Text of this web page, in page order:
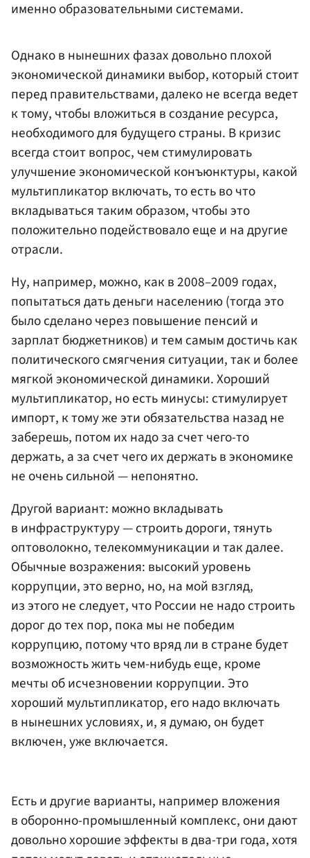
именно образовательными системами.
Однако в нынешних фазах довольно плохой
экономической динамики выбор, который стоит
перед правительствами, далеко не всегда ведет
к тому, чтобы вложиться в создание ресурса,
необходимого для будущего страны. В кризис
всегда стоит вопрос, чем стимулировать
улучшение экономической конъюнктуры, какой
мультипликатор включать, то есть во что
вкладываться таким образом, чтобы это
положительно подействовало еще и на другие
отрасли.
Ну, например, можно, как в 2008–2009 годах,
попытаться дать деньги населению (тогда это
было сделано через повышение пенсий и
зарплат бюджетников) и тем самым достичь как
политического смягчения ситуации, так и более
мягкой экономической динамики. Хороший
мультипликатор, но есть минусы: стимулирует
импорт, к тому же эти обязательства назад не
заберешь, потом их надо за счет чего-то
держать, а за счет чего их держать в экономике
не очень сильной — непонятно.
Другой вариант: можно вкладывать
в инфраструктуру — строить дороги, тянуть
оптоволокно, телекоммуникации и так далее.
Обычные возражения: высокий уровень
коррупции, это верно, но, на мой взгляд,
из этого не следует, что России не надо строить
дорог до тех пор, пока мы не победим
коррупцию, потому что вряд ли в стране будет
возможность жить чем-нибудь еще, кроме
мечты об исчезновении коррупции. Это
хороший мультипликатор, его надо включать
в нынешних условиях, и, я думаю, он будет
включен, уже включается.
Есть и другие варианты, например вложения
в оборонно-промышленный комплекс, они дают
довольно хорошие эффекты в два-три года, хотя